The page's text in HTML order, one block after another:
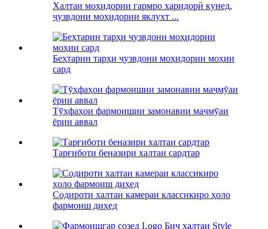
Халтаи моҳидории гармро харидорӣ кунед,
ҷузвдони моҳидории яклухт ...
Беҳтарин тарҳи ҷузвдони моҳидории моҳии
сард
Тӯҳфаҳои фармоишии замонавии маҷмӯаи
ёрии аввал
Тарғиботи беназири халтаи сардтар
Содироти халтаи камераи классикиро ҳоло
фармоиш диҳед